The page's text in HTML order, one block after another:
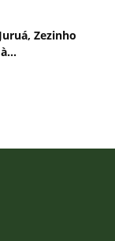
Zezinho